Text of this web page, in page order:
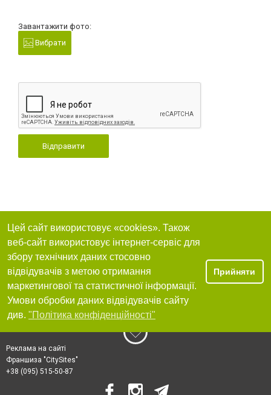
Завантажити фото:
Вибрати
Відправити
Цей сайт використовує «cookies». Також
веб-сайт використовує інтернет-сервіс для
збору технічних даних стосовно
відвідувачів з метою отримання
маркетингової та статистичної інформації.
Умови обробки даних відвідувачів сайту
див. "Політика конфіденційності"
Прийняти
Реклама на сайті
Франшиза "CitySites"
+38 (095) 515-50-87